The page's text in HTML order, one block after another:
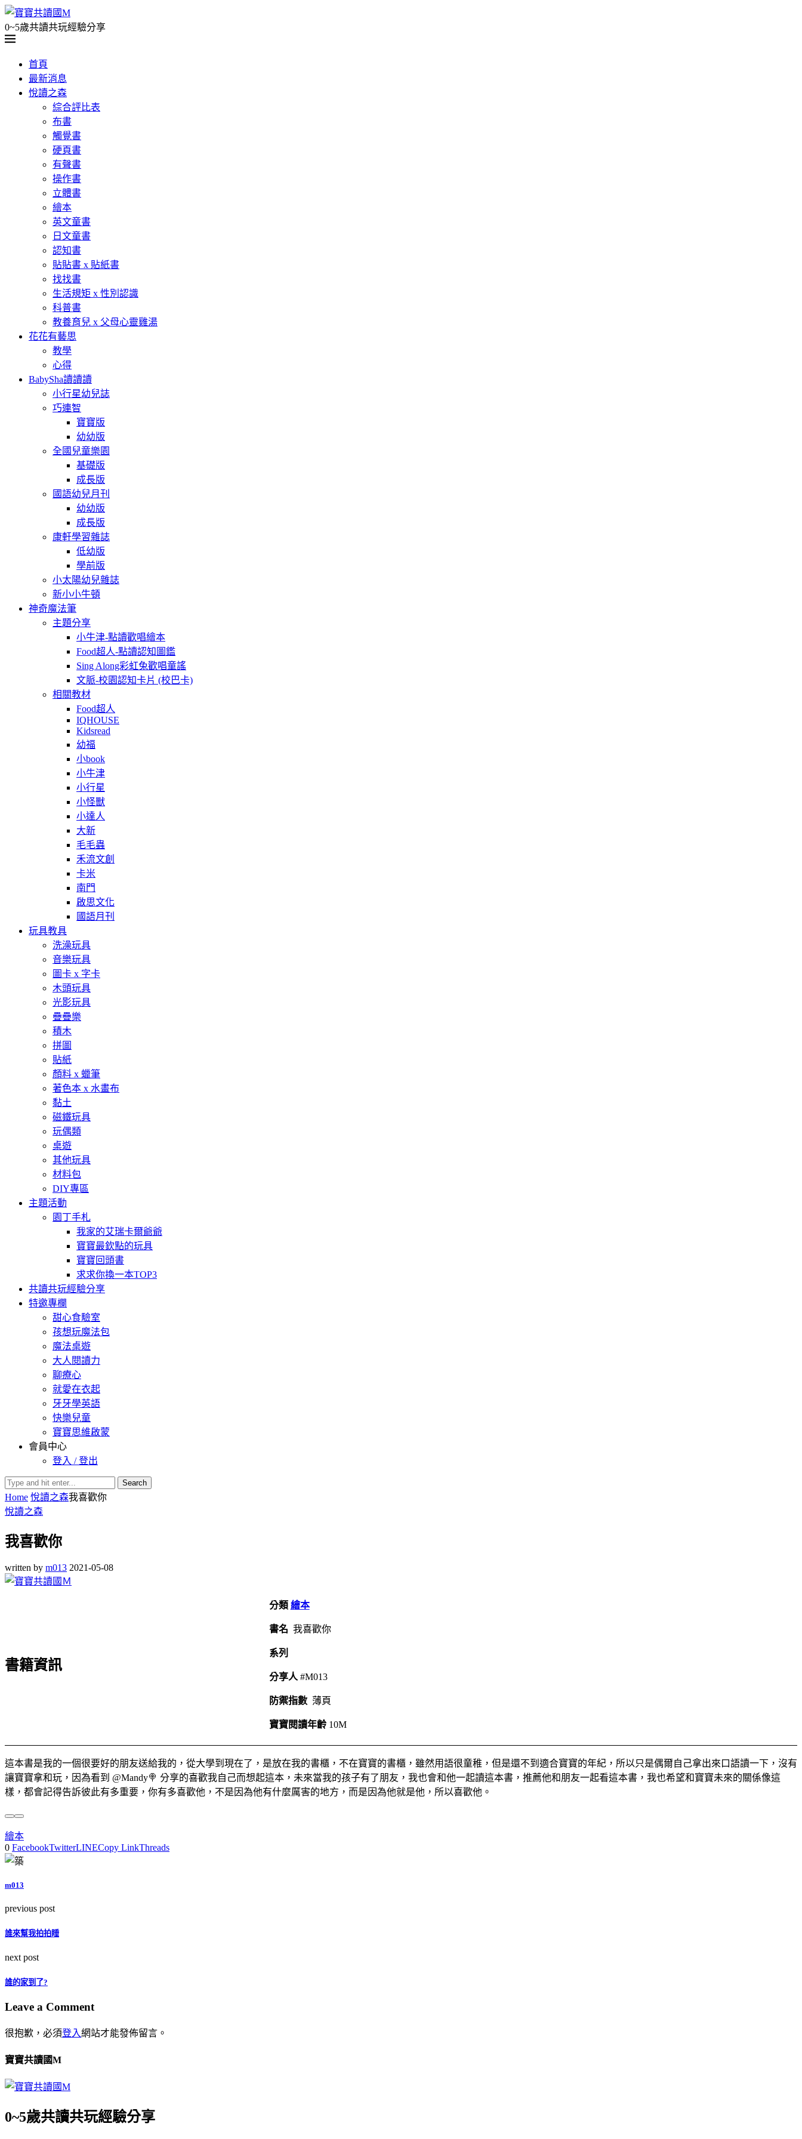
0~5歲共讀共玩經驗分享
首頁
最新消息
悅讀之森
綜合評比表
布書
觸覺書
硬頁書
有聲書
操作書
立體書
繪本
英文童書
日文童書
認知書
貼貼書 x 貼紙書
找找書
生活規矩 x 性別認識
科普書
教養育兒 x 父母心靈雞湯
花花有藝思
教學
心得
BabySha讀讀讀
小行星幼兒誌
巧連智
寶寶版
幼幼版
全國兒童樂園
基礎版
成長版
國語幼兒月刊
幼幼版
成長版
康軒學習雜誌
低幼版
學前版
小太陽幼兒雜誌
新小小牛頓
神奇魔法筆
主題分享
小牛津-點讀歡唱繪本
Food超人-點讀認知圖鑑
Sing Along彩虹兔歡唱童謠
文脈-校園認知卡片 (校巴卡)
相關教材
Food超人
IQHOUSE
Kidsread
幼福
小book
小牛津
小行星
小怪獸
小達人
大新
毛毛蟲
禾流文創
卡米
南門
啟思文化
國語月刊
玩具教具
洗澡玩具
音樂玩具
圖卡 x 字卡
木頭玩具
光影玩具
疊疊樂
積木
拼圖
貼紙
顏料 x 蠟筆
著色本 x 水畫布
黏土
磁鐵玩具
玩偶類
桌遊
其他玩具
材料包
DIY專區
主題活動
園丁手札
我家的艾瑞卡爾爺爺
寶寶最欽點的玩具
寶寶回頭書
求求你換一本TOP3
共讀共玩經驗分享
特邀專欄
甜心食驗室
孩想玩魔法包
魔法桌遊
大人閱讀力
聊療心
就愛在衣起
牙牙學英語
快樂兒童
寶寶思維啟蒙
會員中心
登入 / 登出
Search
Home 悅讀之森我喜歡你
悅讀之森
我喜歡你
written by m013 2021-05-08
書籍資訊
分類 繪本
書名 我喜歡你
系列
分享人 #M013
防禦指數 薄頁
寶寶閱讀年齡10M
這本書是我的一個很要好的朋友送給我的，從大學到現在了，是放在我的書櫃，不在寶寶的書櫃，雖然用語很童稚，但是還不到適合寶寶的年紀，所以只是偶爾自己拿出來口語讀一下，沒有
讓寶寶拿和玩，因為看到 @Mandy🍭 分享的喜歡我自己而想起這本，未來當我的孩子有了朋友，我也會和他一起讀這本書，推薦他和朋友一起看這本書，我也希望和寶寶未來的關係像這
樣，都會記得告訴彼此有多重要，你有多喜歡他，不是因為他有什麼厲害的地方，而是因為他就是他，所以喜歡他。
繪本
0 FacebookTwitterLINECopy LinkThreads
m013
previous post
誰來幫我拍拍睡
next post
誰的家到了?
Leave a Comment
很抱歉，必須登入網站才能發佈留言。
寶寶共讀國M
0~5歲共讀共玩經驗分享